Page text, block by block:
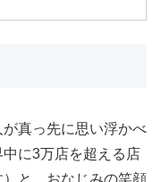
真っ先に思い浮かべ
に3万店を超える店